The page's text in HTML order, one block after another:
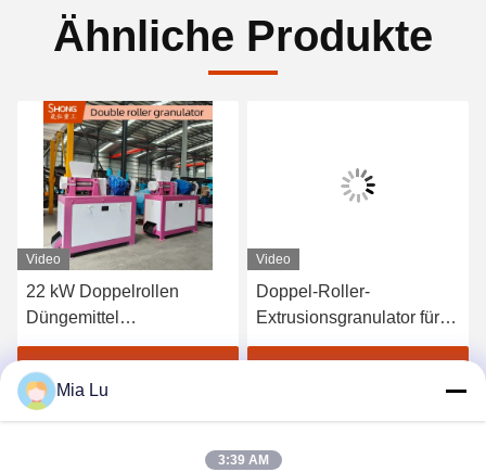
Ähnliche Produkte
Video
22 kW Doppelrollen
Düngemittel
Granulationsmaschine für
Trockengranulation mit
Kohlenstoffstahlkonstruktion
Erhalten Sie besten Preis
Video
Doppel-Roller-
Extrusionsgranulator für
Zusammengesetzte
Mia Lu
3:39 AM